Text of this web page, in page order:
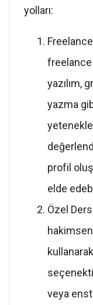
yolları:
freelance
yazılım,
yazma
profil
elde
Özel
veya